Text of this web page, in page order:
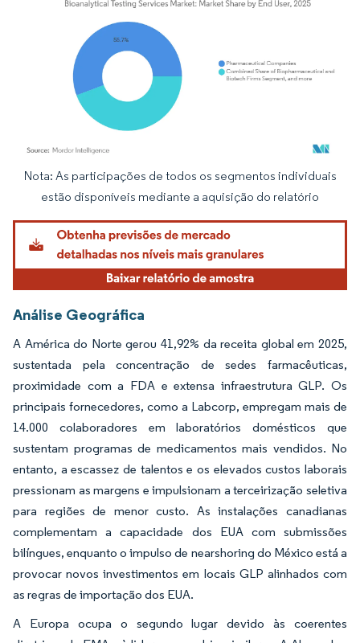
Imagem © Mordor Intelligence. O reuso requer atribuição conforme CC BY 4.0.
Nota: As participações de todos os segmentos individuais
estão disponíveis mediante a aquisição do relatório
Análise Geográfica
A América do Norte gerou 41,92% da receita global em 2025,
sustentada pela concentração de sedes farmacêuticas,
proximidade com a FDA e extensa infraestrutura GLP. Os
principais fornecedores, como a Labcorp, empregam mais de
14.000 colaboradores em laboratórios domésticos que
sustentam programas de medicamentos mais vendidos. No
entanto, a escassez de talentos e os elevados custos laborais
pressionam as margens e impulsionam a terceirização seletiva
para regiões de menor custo. As instalações canadianas
complementam a capacidade dos EUA com submissões
bilíngues, enquanto o impulso de nearshoring do México está a
provocar novos investimentos em locais GLP alinhados com
as regras de importação dos EUA.
A Europa ocupa o segundo lugar devido às coerentes